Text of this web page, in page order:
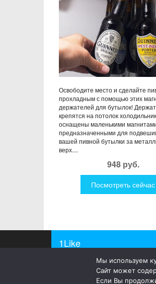
Освободите место и сделайте
прохладным с помощью этих
держателей для бутылок!
крепятся на потолок
оснащены маленькими
предназначенными для
вашей пивной бутылки за
верх....
948 руб.
Посмотреть сейчас
1Like
1Like– это необычные
а так же просто
Мы используем
Сайт может
Если Вы